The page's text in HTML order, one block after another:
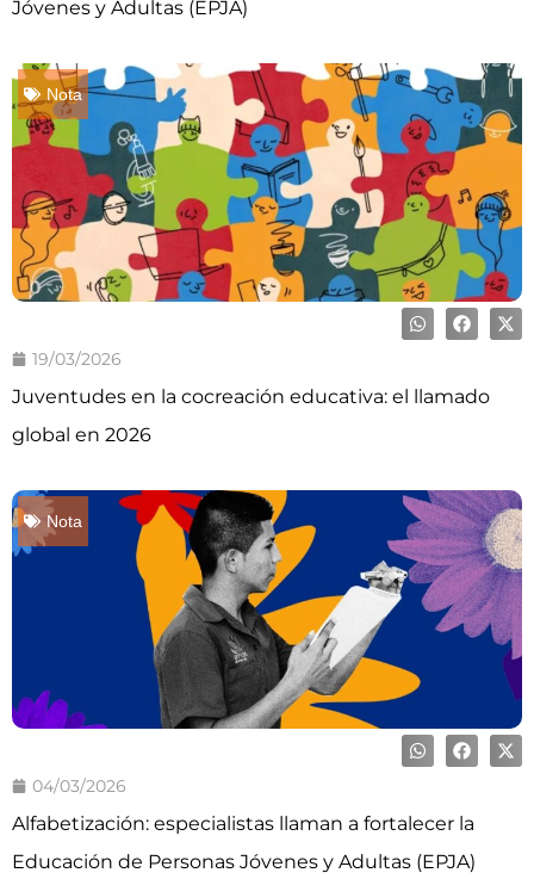
Jóvenes y Adultas (EPJA)
Nota
19/03/2026
Juventudes en la cocreación educativa: el llamado
global en 2026
Nota
04/03/2026
Alfabetización: especialistas llaman a fortalecer la
Educación de Personas Jóvenes y Adultas (EPJA)